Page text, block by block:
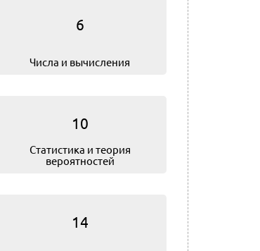
6
Числа и вычисления
10
Статистика и теория
вероятностей
14